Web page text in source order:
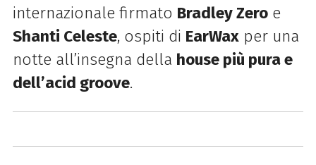
internazionale firmato Bradley Zeroe
Shanti Celeste, ospiti di EarWaxper una
notte all’insegna della house più pura e
dell’acid groove.